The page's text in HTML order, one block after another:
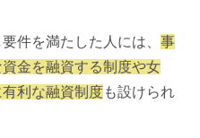
件を満たした人には、 事
金を融資する制度や女
利な融資制度も設けられ